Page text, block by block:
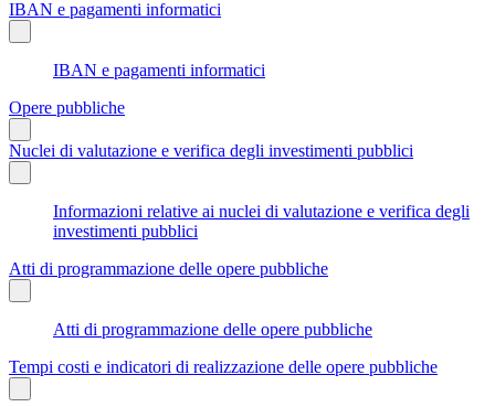
IBAN e pagamenti informatici
IBAN e pagamenti informatici
Opere pubbliche
Nuclei di valutazione e verifica degli investimenti pubblici
Informazioni relative ai nuclei di valutazione e verifica degli
investimenti pubblici
Atti di programmazione delle opere pubbliche
Atti di programmazione delle opere pubbliche
Tempi costi e indicatori di realizzazione delle opere pubbliche